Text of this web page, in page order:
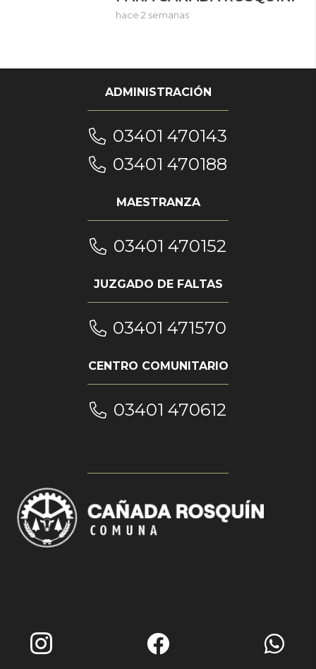
hace 2 semanas
ADMINISTRACIÓN
03401 470143
03401 470188
MAESTRANZA
03401 470152
JUZGADO DE FALTAS
03401 471570
CENTRO COMUNITARIO
03401 470612